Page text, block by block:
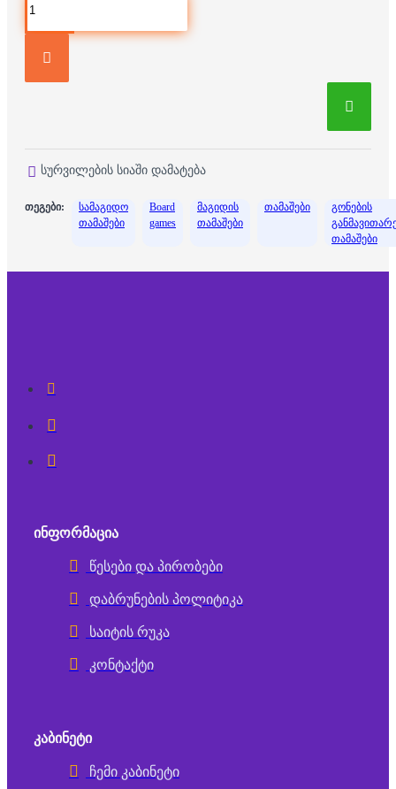
სურვილების სიაში დამატება
თეგები:
სამაგიდო
თამაშები
Board
games
მაგიდის
თამაშები
თამაშები
გონების
თამაშები
ᲘᲜᲤᲝᲠᲛᲐᲪᲘᲐ
წესები და პირობები
დაბრუნების პოლიტიკა
საიტის რუკა
კონტაქტი
ᲙᲐᲑᲘᲜᲔᲢᲘ
ჩემი კაბინეტი